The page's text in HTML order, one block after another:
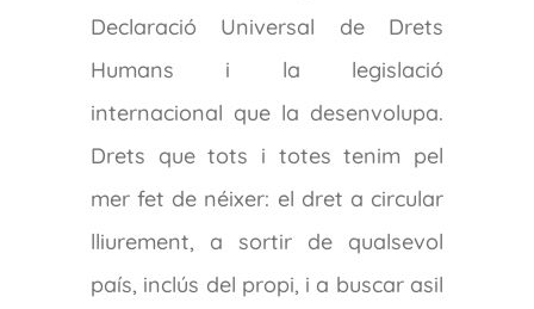
Declaració Universal de Drets
Humans i la legislació
internacional que la desenvolupa.
Drets que tots i totes tenim pel
mer fet de néixer: el dret a circular
lliurement, a sortir de qualsevol
país, inclús del propi, i a buscar asil